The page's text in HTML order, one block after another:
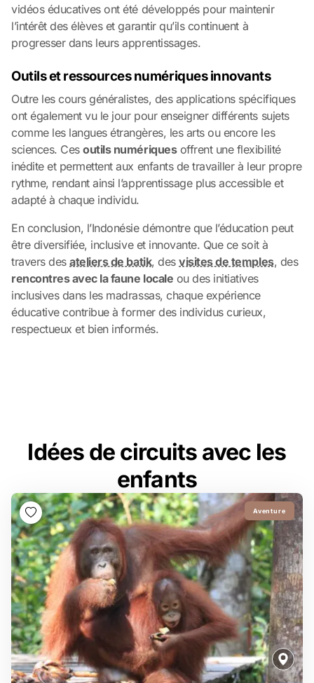
vidéos éducatives ont été développés pour maintenir
l’intérêt des élèves et garantir qu’ils continuent à
progresser dans leurs apprentissages.
Outils et ressources numériques innovants
Outre les cours généralistes, des applications spécifiques
ont également vu le jour pour enseigner différents sujets
comme les langues étrangères, les arts ou encore les
sciences. Cesoutils numériquesoffrent une flexibilité
inédite et permettent aux enfants de travailler à leur propre
rythme, rendant ainsi l’apprentissage plus accessible et
adapté à chaque individu.
En conclusion, l’Indonésie démontre que l’éducation peut
être diversifiée, inclusive et innovante. Que ce soit à
travers desateliers de batik, desvisites de temples, des
rencontres avec la faune locale ou des initiatives
inclusives dans les madrassas, chaque expérience
éducative contribue à former des individus curieux,
respectueux et bien informés.
Idées de circuits avec les
enfants
Aventure